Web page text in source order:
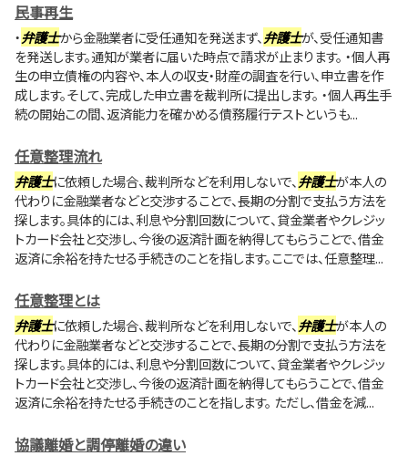
民事再生
・弁護士から金融業者に受任通知を発送まず、弁護士が、受任通知書
を発送します。通知が業者に届いた時点で請求が止まります。 ・個人再
生の申立債権の内容や、本人の収支・財産の調査を行い、申立書を作
成します。そして、完成した申立書を裁判所に提出します。 ・個人再生手
続の開始この間、返済能力を確かめる債務履行テストというも...
任意整理流れ
弁護士に依頼した場合、裁判所などを利用しないで、弁護士が本人の
代わりに金融業者などと交渉することで、長期の分割で支払う方法を
探します。具体的には、利息や分割回数について、貸金業者やクレジッ
トカード会社と交渉し、今後の返済計画を納得してもらうことで、借金
返済に余裕を持たせる手続きのことを指します。ここでは、任意整理...
任意整理とは
弁護士に依頼した場合、裁判所などを利用しないで、弁護士が本人の
代わりに金融業者などと交渉することで、長期の分割で支払う方法を
探します。具体的には、利息や分割回数について、貸金業者やクレジッ
トカード会社と交渉し、今後の返済計画を納得してもらうことで、借金
返済に余裕を持たせる手続きのことを指します。 ただし、借金を減...
協議離婚と調停離婚の違い